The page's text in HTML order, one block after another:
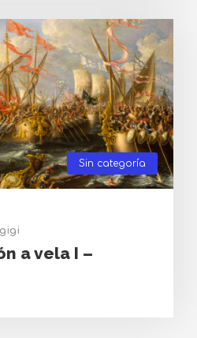
Sin categoría
gigi
a vela I –